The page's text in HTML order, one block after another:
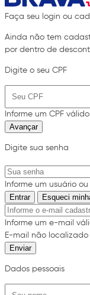
Faça seu login ou
Ainda não tem
por dentro de
Digite o seu CPF
Informe um CPF válido
Avançar
Digite sua senha
Informe um usuário
Entrar Esqueci
Informe um e-mail
E-mail não localizado
Enviar
Dados pessoais